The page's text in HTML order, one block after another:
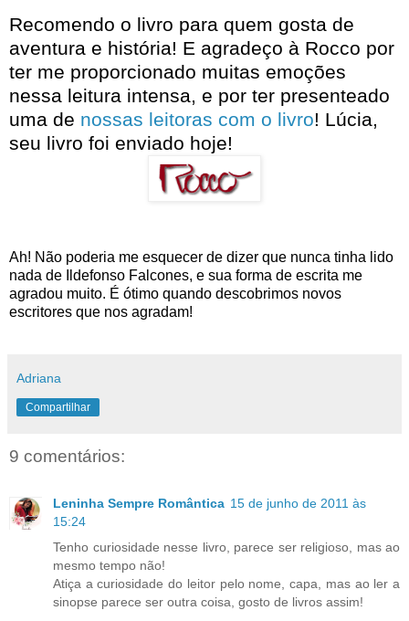
Recomendo o livro para quem gosta de
aventura e história! E agradeço à Rocco por
ter me proporcionado muitas emoções
nessa leitura intensa, e por ter presenteado
uma de nossas leitoras com o livro! Lúcia,
seu livro foi enviado hoje!
Ah! Não poderia me esquecer de dizer que nunca tinha lido
nada de Ildefonso Falcones, e sua forma de escrita me
agradou muito. É ótimo quando descobrimos novos
escritores que nos agradam!
Adriana
Compartilhar
9 comentários:
Leninha Sempre Romântica 15 de junho de 2011 às
15:24
Tenho curiosidade nesse livro, parece ser religioso, mas ao
mesmo tempo não!
Atiça a curiosidade do leitor pelo nome, capa, mas ao ler a
sinopse parece ser outra coisa, gosto de livros assim!